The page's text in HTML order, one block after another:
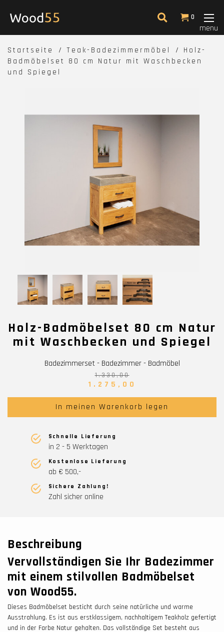
0
menu
Startseite Teak-Badezimmermöbel
Holz-
Badmöbelset 80 cm Natur mit Waschbecken
und Spiegel
Holz-Badmöbelset 80 cm Natur
mit Waschbecken und Spiegel
Badezimmerset - Badezimmer - Badmöbel
1.330,00
1.275,00
In meinen Warenkorb legen
Schnelle Lieferung
in 2 - 5 Werktagen
Kostenlose Lieferung
ab € 500,-
Sichere Zahlung!
Zahl sicher online
Beschreibung
Vervollständigen Sie Ihr Badezimmer
mit einem stilvollen Badmöbelset
von Wood55.
Dieses Badmöbelset besticht durch seine natürliche und warme
Ausstrahlung. Es ist aus erstklassigem, nachhaltigem Teakholz gefertigt
und in der Farbe Natur gehalten. Das vollständige Set besteht aus